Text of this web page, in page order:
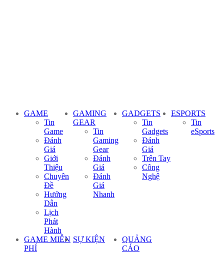
GAME
Tin
Game
Đánh
Giá
Giới
Thiệu
Chuyên
Đề
Hướng
Dẫn
Lịch
Phát
Hành
GAMING
GEAR
Tin
Gaming
Gear
Đánh
Giá
Đánh
Giá
Nhanh
GADGETS
Tin
Gadgets
Đánh
Giá
Trên Tay
Công
Nghệ
ESPORTS
Tin
eSports
GAME MIỄN
PHÍ
SỰ KIỆN
QUẢNG
CÁO